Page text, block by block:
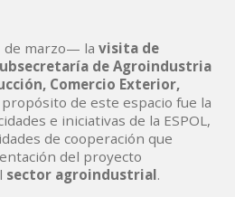
de marzo— la visita de
de Agroindustria
Comercio Exterior,
de este espacio fue la
e iniciativas de la ESPOL,
de cooperación que
del proyecto
sector agroindustrial.